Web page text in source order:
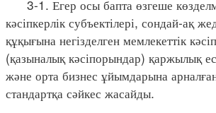
3-1. Егер осы бапта өзгеше
кәсіпкерлік субъектілері, сондай-ақ
құқығына негізделген мемлекеттік
(қазыналық кәсіпорындар) қаржылық
және орта бизнес ұйымдарына
стандартқа сәйкес жасайды.